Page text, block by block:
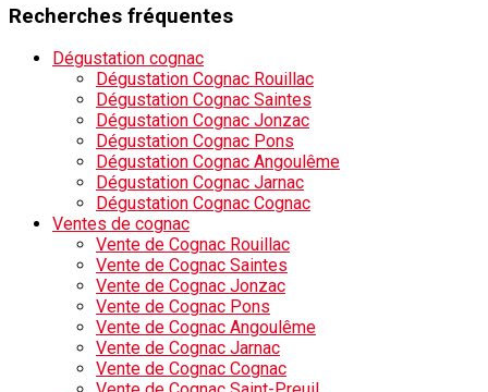
Recherches fréquentes
Dégustation cognac
Dégustation Cognac Rouillac
Dégustation Cognac Saintes
Dégustation Cognac Jonzac
Dégustation Cognac Pons
Dégustation Cognac Angoulême
Dégustation Cognac Jarnac
Dégustation Cognac Cognac
Ventes de cognac
Vente de Cognac Rouillac
Vente de Cognac Saintes
Vente de Cognac Jonzac
Vente de Cognac Pons
Vente de Cognac Angoulême
Vente de Cognac Jarnac
Vente de Cognac Cognac